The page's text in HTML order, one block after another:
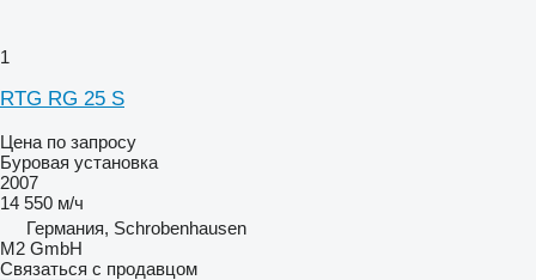
1
RTG RG 25 S
Цена по запросу
Буровая установка
2007
14 550 м/ч
Германия, Schrobenhausen
M2 GmbH
Связаться с продавцом